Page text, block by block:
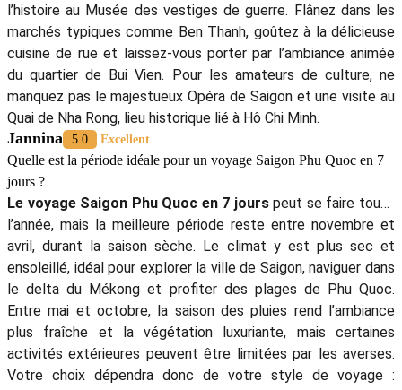
l’histoire au Musée des vestiges de guerre. Flânez dans les
marchés typiques comme Ben Thanh, goûtez à la délicieuse
cuisine de rue et laissez-vous porter par l’ambiance animée
du quartier de Bui Vien. Pour les amateurs de culture, ne
manquez pas le majestueux Opéra de Saigon et une visite au
Quai de Nha Rong, lieu historique lié à Hô Chi Minh.
Jannina 5.0 Excellent
Quelle est la période idéale pour un voyage Saigon Phu Quoc en 7
jours ?
Le voyage Saigon Phu Quoc en 7 jourspeut se faire toute
l’année, mais la meilleure période reste entre novembre et
avril, durant la saison sèche. Le climat y est plus sec et
ensoleillé, idéal pour explorer la ville de Saigon, naviguer dans
le delta du Mékong et profiter des plages de Phu Quoc.
Entre mai et octobre, la saison des pluies rend l’ambiance
plus fraîche et la végétation luxuriante, mais certaines
activités extérieures peuvent être limitées par les averses.
Votre choix dépendra donc de votre style de voyage :